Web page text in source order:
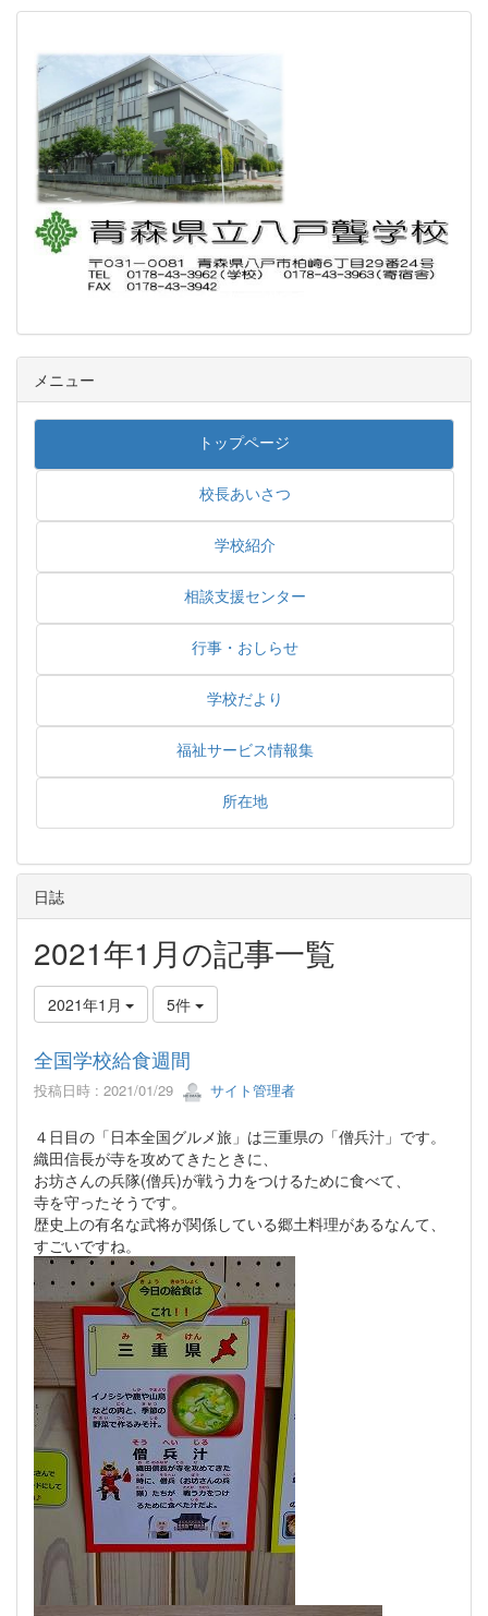
メニュー
トップページ
校長あいさつ
学校紹介
相談支援センター
行事・おしらせ
学校だより
福祉サービス情報集
所在地
日誌
2021年1月の記事一覧
2021年1月 5件
全国学校給食週間
投稿日時 : 2021/01/29 サイト管理者
４日目の「日本全国グルメ旅」は三重県の「僧兵汁」です。
織田信長が寺を攻めてきたときに、
お坊さんの兵隊(僧兵)が戦う力をつけるために食べて、
寺を守ったそうです。
歴史上の有名な武将が関係している郷土料理があるなんて、
すごいですね。